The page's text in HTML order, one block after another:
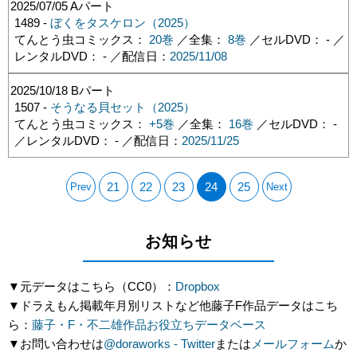
2025/07/05Aパート
1489 - ぼくをタスケロン（2025）
てんとう虫コミックス： 20巻 ／全集： 8巻 ／セルDVD： - ／
レンタルDVD： - ／配信日： 2025/11/08
2025/10/18 Bパート
1507 - そうなる貝セット（2025）
てんとう虫コミックス： +5巻 ／全集： 16巻 ／セルDVD： -
／レンタルDVD： - ／配信日： 2025/11/25
Prev 21 22 23 24 25 Next
お知らせ
▼元データはこちら（CC0）： Dropbox
▼ドラえもん掲載年月別リストなど他藤子F作品データはこち
ら： 藤子・F・不二雄作品お役立ちデータベース
▼お問い合わせは@doraworks - Twitterまたは メールフォームか